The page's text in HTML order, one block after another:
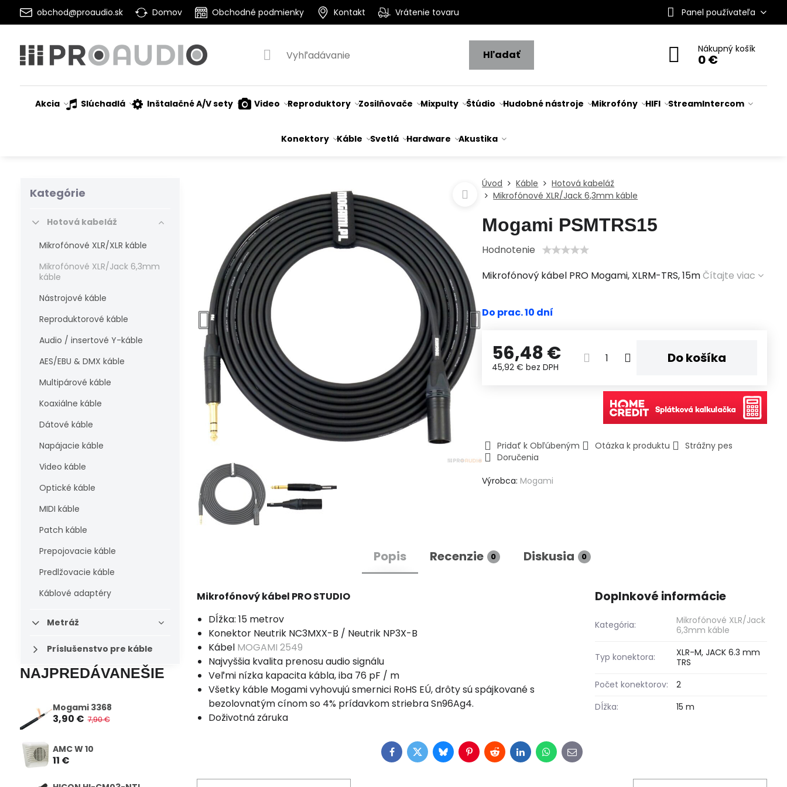
obchod@proaudio.sk Domov Obchodné podmienky Kontakt Vrátenie tovaru Panel používateľa
Hľadať Nákupný košík
0 €
Akcia Slúchadlá Inštalačné A/V sety Video Reproduktory Zosilňovače Mixpulty Štúdio Hudobné nástroje Mikrofóny HIFI StreamIntercom
Konektory Káble Svetlá Hardware Akustika
Úvod Káble
Hotová kabeláž
Mikrofónové XLR/Jack 6,3mm káble
Mogami PSMTRS15
Hodnotenie
Mikrofónový kábel PRO Mogami, XLRM-TRS, 15mČítajte viac
Do prac. 10 dní
56,48 €
45,92 €bez DPH
Do košíka
Pridať k Obľúbeným Otázka k produktu
Strážny pes
Doručenia
Výrobca: Mogami
Popis Recenzie 0 Diskusia 0
Mikrofónový kábel PRO STUDIO
Dĺžka: 15 metrov
Konektor Neutrik NC3MXX-B / Neutrik NP3X-B
Kábel MOGAMI 2549
Najvyššia kvalita prenosu audio signálu
Veľmi nízka kapacita kábla, iba 76 pF / m
Všetky káble Mogami vyhovujú smernici RoHS EÚ, drôty sú spájkované s
bezolovnatým cínom so 4% prídavkom striebra Sn96Ag4.
Doživotná záruka
Doplnkové informácie
Kategória:
Mikrofónové XLR/Jack
6,3mm káble
Typ konektora:
XLR-M, JACK 6.3 mm
TRS
Počet konektorov:
2
Dĺžka:
15 m
Facebook
TwitterBlueskyPinterest
RedditLinkedInWhatsApp
E-
mail
Kategórie
Hotová kabeláž
Mikrofónové XLR/XLR káble
Mikrofónové XLR/Jack 6,3mm
káble
Nástrojové káble
Reproduktorové káble
Audio / insertové Y-káble
AES/EBU & DMX káble
Multipárové káble
Koaxiálne káble
Dátové káble
Napájacie káble
Video káble
Optické káble
MIDI káble
Patch káble
Prepojovacie káble
Predlžovacie káble
Káblové adaptéry
Metráž
Príslušenstvo pre káble
NAJPREDÁVANEŠIE
Mogami 3368
3,90 € 7,90 €
AMC W 10
11 €